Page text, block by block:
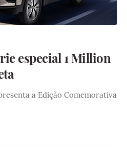
especial 1 Million
a Edição Comemorativa